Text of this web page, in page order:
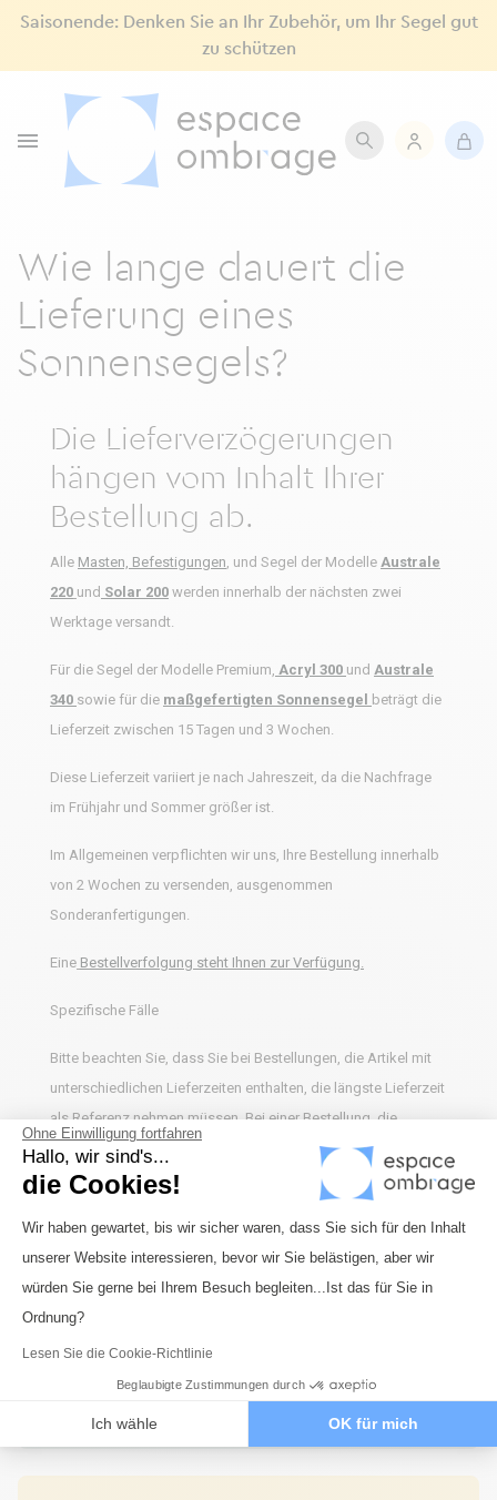
Ohne Einwilligung fortfahren
Hallo, wir sind's...
die Cookies!
Einwilligungsmanagementplattform:
Wir haben gewartet, bis wir sicher waren, dass Sie sich für den Inhalt
unserer Website interessieren, bevor wir Sie belästigen, aber wir
würden Sie gerne bei Ihrem Besuch begleiten...Ist das für Sie in
Ordnung?
Lesen Sie die Cookie-Richtlinie
Beglaubigte Zustimmungen durch
Ich wähle OK für mich
Axeptio consent
Saisonende: Denken Sie an Ihr Zubehör, um Ihr Segel gut
zu schützen

Wie lange dauert die
Lieferung eines
Sonnensegels?
Die Lieferverzögerungen
hängen vom Inhalt Ihrer
Bestellung ab.
Alle Masten, Befestigungen, und Segel der Modelle Australe
220 und Solar 200 werden innerhalb der nächsten zwei
Werktage versandt.
Für die Segel der Modelle Premium, Acryl 300 und Australe
340 sowie für die maßgefertigten Sonnensegel
beträgt die
Lieferzeit zwischen 15 Tagen und 3 Wochen.
Diese Lieferzeit variiert je nach Jahreszeit, da die Nachfrage
im Frühjahr und Sommer größer ist.
Im Allgemeinen verpflichten wir uns, Ihre Bestellung innerhalb
von 2 Wochen zu versenden, ausgenommen
Sonderanfertigungen.
Eine Bestellverfolgung steht Ihnen zur Verfügung.
Spezifische Fälle
Bitte beachten Sie, dass Sie bei Bestellungen, die Artikel mit
unterschiedlichen Lieferzeiten enthalten, die längste Lieferzeit
als Referenz nehmen müssen. Bei einer Bestellung, die
beispielsweise ein maßgefertigtes Segel und eine Stange
enthält, wird Ihre gesamte Bestellung innerhalb von 10 bis 15
Schneller Transport
Versand innerhalb von maximal 72 Stunden für
alle unsere Produkte, die auf Lager sind.